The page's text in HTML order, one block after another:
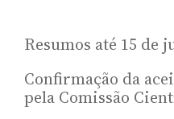
Resumos até 15 de
Confirmação da
pela Comissão